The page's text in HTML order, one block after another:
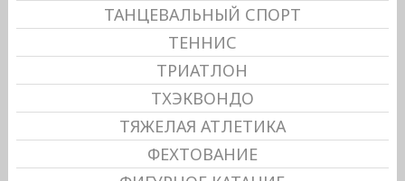
ТАНЦЕВАЛЬНЫЙ СПОРТ
ТЕННИС
ТРИАТЛОН
ТХЭКВОНДО
ТЯЖЕЛАЯ АТЛЕТИКА
ФЕХТОВАНИЕ